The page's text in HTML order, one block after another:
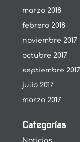
marzo 2018
febrero 2018
noviembre 2017
octubre 2017
septiembre 2017
julio 2017
marzo 2017
Categorías
Noticias